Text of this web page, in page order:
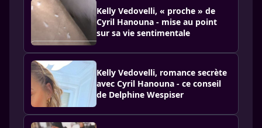
Kelly Vedovelli, « proche » de
Cyril Hanouna - mise au point
sur sa vie sentimentale
Kelly Vedovelli, romance secrète
avec Cyril Hanouna - ce conseil
de Delphine Wespiser